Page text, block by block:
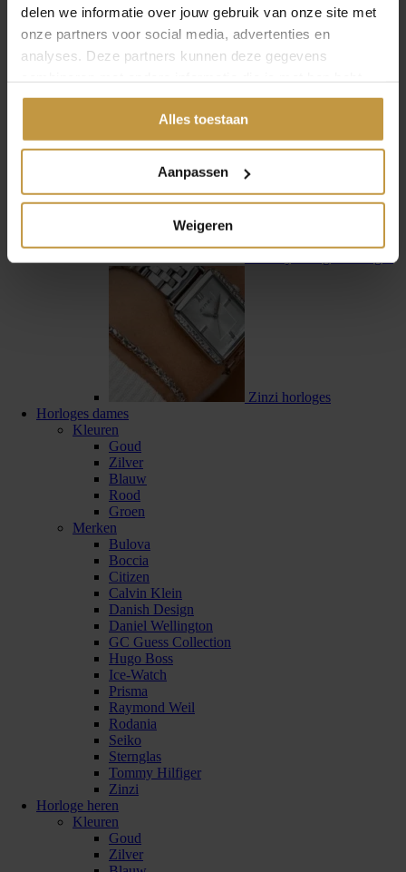
delen we informatie over jouw gebruik van onze site met
onze partners voor social media, advertenties en
analyses. Deze partners kunnen deze gegevens
gedeeld of die ze hebben verzameld via jouw gebruik van
Alles toestaan
Aanpassen
Weigeren
Swiss Military Hanowa
Zinzi horloges
Horloges dames
Kleuren
Goud
Zilver
Blauw
Rood
Groen
Merken
Bulova
Boccia
Citizen
Calvin Klein
Danish Design
Daniel Wellington
GC Guess Collection
Hugo Boss
Ice-Watch
Prisma
Raymond Weil
Rodania
Seiko
Sternglas
Tommy Hilfiger
Zinzi
Horloge heren
Kleuren
Goud
Zilver